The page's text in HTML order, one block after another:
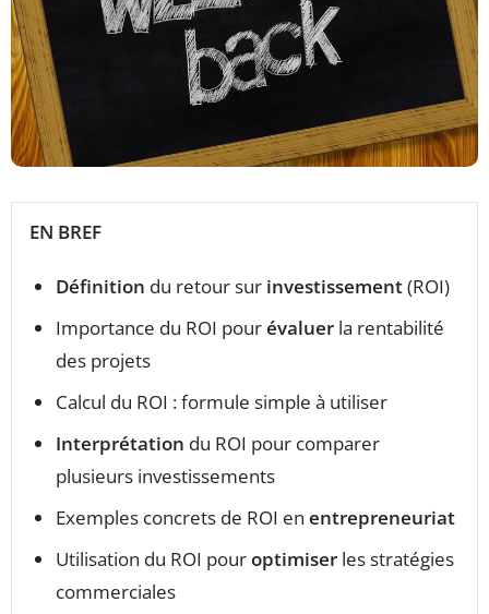
EN BREF
Définition du retour sur investissement(ROI)
Importance du ROI pourévaluer la rentabilité
des projets
Calcul du ROI : formule simple à utiliser
Interprétation du ROI pour comparer
plusieurs investissements
Exemples concrets de ROI en entrepreneuriat
Utilisation du ROI pouroptimiser les stratégies
commerciales